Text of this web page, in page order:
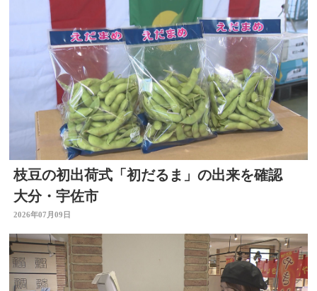
枝豆の初出荷式「初だるま」の出来を確認
大分・宇佐市
2026年07月09日